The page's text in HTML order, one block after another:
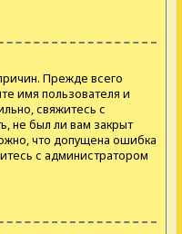
Прежде всего
имя пользователя и
свяжитесь с
не был ли вам закрыт
что допущена ошибка
с администратором